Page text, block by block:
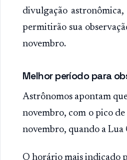
divulgação
permitirão sua
novembro.
Melhor período para
Astrônomos apontam
novembro, com o pico
novembro, quando a
O horário mais indicado